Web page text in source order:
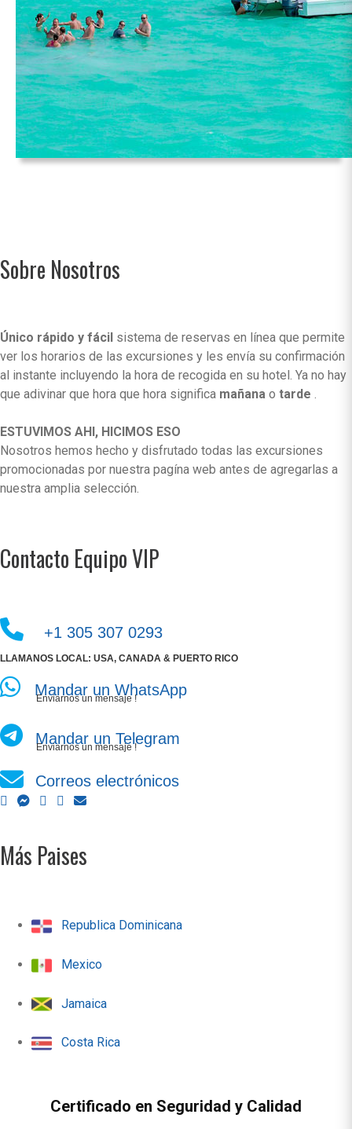
Sobre Nosotros
Único rápido y fácil sistema de reservas en línea que permite
ver los horarios de las excursiones y les envía su confirmación
al instante incluyendo la hora de recogida en su hotel. Ya no hay
que adivinar que hora que hora significa mañana o tarde .
ESTUVIMOS AHI, HICIMOS ESO
Nosotros hemos hecho y disfrutado todas las excursiones
promocionadas por nuestra pagína web antes de agregarlas a
nuestra amplia selección.
Contacto Equipo VIP
+1 305 307 0293
LLAMANOS LOCAL: USA, CANADA & PUERTO RICO
Mandar un WhatsApp
Enviarnos un mensaje !
Mandar un Telegram
Enviarnos un mensaje !
Correos electrónicos
Más Paises
Republica Dominicana
Mexico
Jamaica
Costa Rica
Certificado en Seguridad y Calidad